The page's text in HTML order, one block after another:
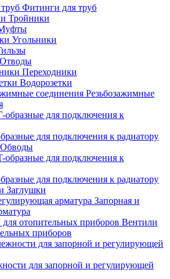
Фитинги для труб
Тройники
Угольники
Отводы
Переходники
Водорозетки
Резьбозажимные
для подключения к радиатору
Обводы
для подключения к радиатору
Заглушки
Запорная и
Вентили
приборов
для запорной и регулирующей